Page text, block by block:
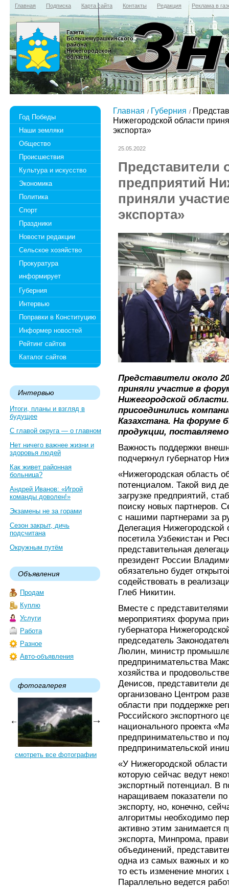
Главная Подписка Карта сайта Контакты Редакция Реклама в
Газета
Большемурашкинского
района
Нижегородской
области
Год Победы
Наши земляки
Общество
Происшествия
Культура и искусство
Экономика
Политика
Спорт
Праздники
Новости редакции
Сельское хозяйство
Прокуратура
информирует
Губерния
Интервью
Поправки в Конституцию
Информер новостей
Рейтинг сайтов
Каталог сайтов
Интервью
Итоги, планы и взгляд в
будущее
С главой округа — о главном
Нет ничего важнее жизни и
здоровья людей
Как живет районная
больница?
Андрей Иванов: «Игрой
команды доволен!»
Экзамены не за горами
Сезон закрыт, дичь
подсчитана
Окружным путём
Объявления
Продам
Куплю
Услуги
Работа
Разное
Авто-объявления
фотогалерея
смотреть все фотографии
Главная Губерния
Нижегородской области
экспорта»
25.05.2022
Представители
предприятий
приняли
экспорта»
Представители около
приняли участие в
Нижегородской
присоединились
Казахстана. На форуме
продукции,
Важность поддержки
подчеркнул губернатор
«Нижегородская область
потенциалом. Такой вид
загрузке предприятий,
поиску новых партнеров.
с нашими партнерами за
Делегация
посетила Узбекистан и
представительная
президент России
обязательно будет
содействовать в
Глеб Никитин.
Вместе с
мероприятиях форума
губернатора
председатель
Люлин, министр
предпринимательства
хозяйства и
Денисов, представители
организовано Центром
области при поддержке
Российского экспортного
национального проекта
предпринимательство и
предпринимательской
«У Нижегородской
которую сейчас ведут
экспортный потенциал. В
наращиваем показатели
экспорту, но, конечно,
алгоритмы необходимо
активно этим занимается
экспорта, Минпрома,
объединений,
одна из самых важных и
то есть изменение многих
Параллельно ведется